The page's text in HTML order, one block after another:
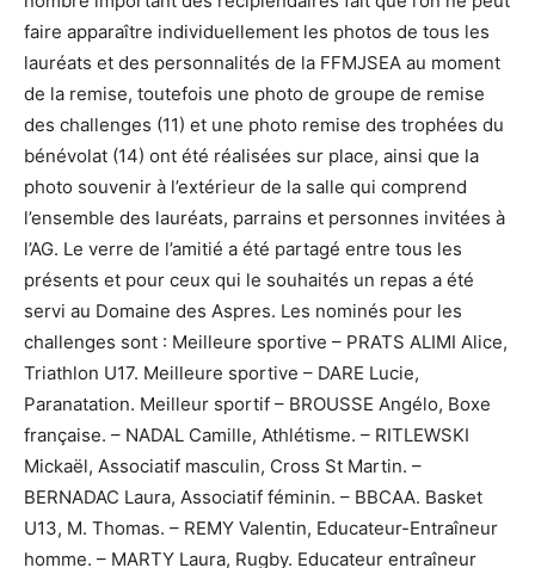
faire apparaître individuellement les photos de tous les
lauréats et des personnalités de la FFMJSEA au moment
de la remise, toutefois une photo de groupe de remise
des challenges (11) et une photo remise des trophées du
bénévolat (14) ont été réalisées sur place, ainsi que la
photo souvenir à l’extérieur de la salle qui comprend
l’ensemble des lauréats, parrains et personnes invitées à
l’AG. Le verre de l’amitié a été partagé entre tous les
présents et pour ceux qui le souhaités un repas a été
servi au Domaine des Aspres. Les nominés pour les
challenges sont : Meilleure sportive – PRATS ALIMI Alice,
Triathlon U17. Meilleure sportive – DARE Lucie,
Paranatation. Meilleur sportif – BROUSSE Angélo, Boxe
française. – NADAL Camille, Athlétisme. – RITLEWSKI
Mickaël, Associatif masculin, Cross St Martin. –
BERNADAC Laura, Associatif féminin. – BBCAA. Basket
U13, M. Thomas. – REMY Valentin, Educateur-Entraîneur
homme. – MARTY Laura, Rugby. Educateur entraîneur